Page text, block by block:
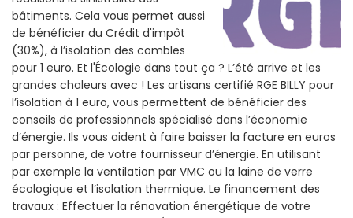
bâtiments. Cela vous permet aussi
de bénéficier du Crédit d'impôt
(30%), à l’isolation des combles
pour 1 euro. Et l'Écologie dans tout ça ? L’été arrive et les
grandes chaleurs avec ! Les artisans certifié RGE BILLY pour
l’isolation à 1 euro, vous permettent de bénéficier des
conseils de professionnels spécialisé dans l’économie
d’énergie. Ils vous aident à faire baisser la facture en euros
par personne, de votre fournisseur d’énergie. En utilisant
par exemple la ventilation par VMC ou la laine de verre
écologique et l’isolation thermique. Le financement des
travaux : Effectuer la rénovation énergétique de votre